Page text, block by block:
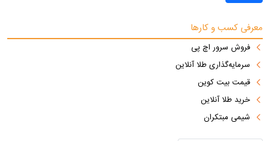
معرفی کسب و کارها
فروش سرور اچ پی
سرمایه‌گذاری طلا آنلاین
قیمت بیت کوین
خرید طلا آنلاین
شیمی مبتکران